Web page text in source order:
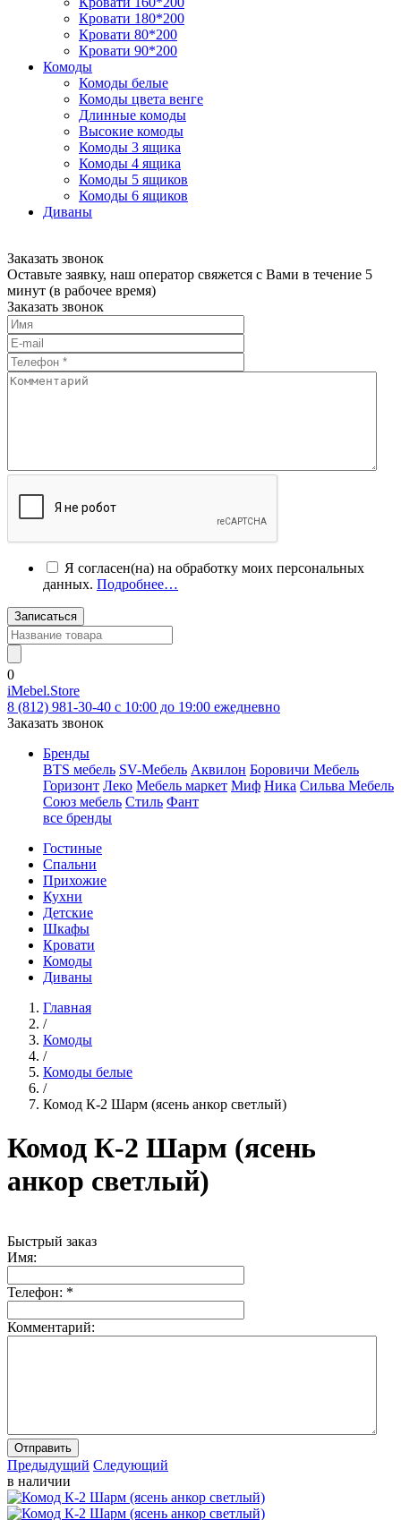
Кровати 180*200
Кровати 80*200
Кровати 90*200
Комоды
Комоды белые
Комоды цвета венге
Длинные комоды
Высокие комоды
Комоды 3 ящика
Комоды 4 ящика
Комоды 5 ящиков
Комоды 6 ящиков
Диваны
Заказать звонок
Оставьте заявку, наш оператор свяжется с Вами в течение 5
минут (в рабочее время)
Заказать звонок
Я согласен(на) на обработку моих персональных
данных. Подробнее…
Записаться
0
iMebel.Store
8 (812) 981-30-40 c 10:00 до 19:00 ежедневно
Заказать звонок
Бренды
BTS мебель SV-Мебель Аквилон Боровичи Мебель
Горизонт Леко Мебель маркет Миф Ника Сильва Мебель
Союз мебель Стиль Фант
все бренды
Гостиные
Спальни
Прихожие
Кухни
Детские
Шкафы
Кровати
Комоды
Диваны
Главная
/
Комоды
/
Комоды белые
/
Комод К-2 Шарм (ясень анкор светлый)
Комод К-2 Шарм (ясень
анкор светлый)
Быстрый заказ
Имя:
Телефон: *
Комментарий:
Отправить
Предыдущий Следующий
в наличии